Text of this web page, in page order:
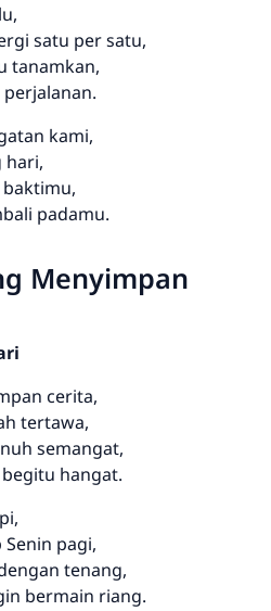
satu per satu,
tanamkan,
kami,
hari,
padamu.
Menyimpan
cerita,
tertawa,
semangat,
hangat.
pagi,
tenang,
bermain riang.